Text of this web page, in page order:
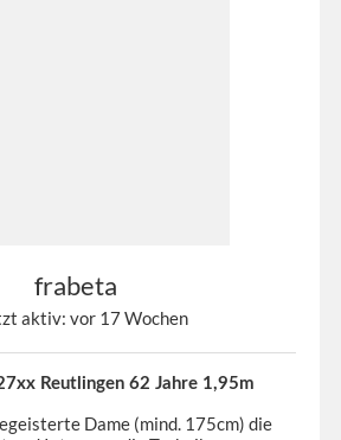
frabeta
aktiv: vor 17 Wochen
Reutlingen 62 Jahre 1,95m
Dame (mind. 175cm) die